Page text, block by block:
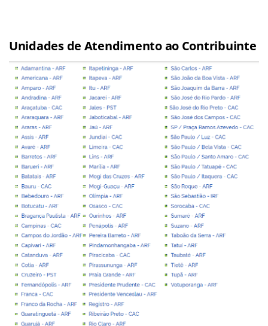
Unidades de Atendimento ao Contribuinte